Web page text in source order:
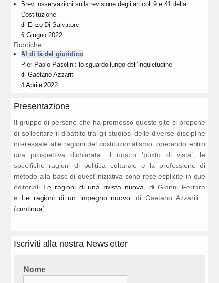
Brevi osservazioni sulla revisione degli articoli 9 e 41 della
Costituzione
di Enzo Di Salvatore
6 Giugno 2022
Rubriche
Al di là del giuridico
Pier Paolo Pasolini: lo sguardo lungo dell’inquietudine
diGaetano Azzariti
4 Aprile 2022
Presentazione
Il gruppo di persone che ha promosso questo sito si propone
di sollecitare il dibattito tra gli studiosi delle diverse discipline
interessate alle ragioni del costituzionalismo, operando entro
una prospettiva dichiarata. Il nostro ‘punto di vista’, le
specifiche ragioni di politica culturale e la professione di
metodo alla base di quest’iniziativa sono rese esplicite in due
editoriali Le ragioni di una rivista nuova, di Gianni Ferrara
e Le ragioni di un impegno nuovo, di Gaetano Azzariti…
(continua)
Iscriviti alla nostra Newsletter
Nome